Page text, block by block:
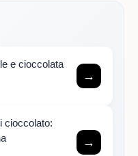
e cioccolata
→
cioccolato:
→